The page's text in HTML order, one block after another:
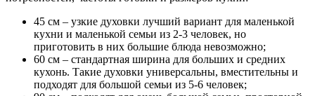
45 см – узкие духовки лучший вариант для маленькой
кухни и маленькой семьи из 2-3 человек, но
приготовить в них большие блюда невозможно;
60 см – стандартная ширина для больших и средних
кухонь. Такие духовки универсальны, вместительны и
подходят для большой семьи из 5-6 человек;